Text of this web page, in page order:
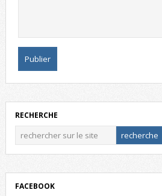
RECHERCHE
FACEBOOK